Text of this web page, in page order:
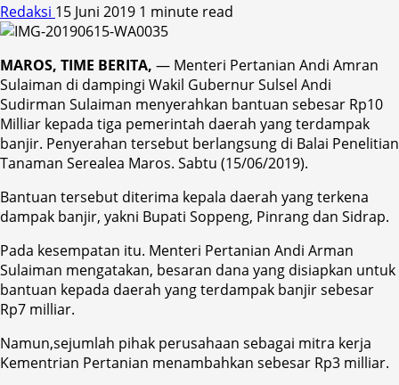
Redaksi 15 Juni 2019 1 minute read
MAROS, TIME BERITA, — Menteri Pertanian Andi Amran
Sulaiman di dampingi Wakil Gubernur Sulsel Andi
Sudirman Sulaiman menyerahkan bantuan sebesar Rp10
Milliar kepada tiga pemerintah daerah yang terdampak
banjir. Penyerahan tersebut berlangsung di Balai Penelitian
Tanaman Serealea Maros. Sabtu (15/06/2019).
Bantuan tersebut diterima kepala daerah yang terkena
dampak banjir, yakni Bupati Soppeng, Pinrang dan Sidrap.
Pada kesempatan itu. Menteri Pertanian Andi Arman
Sulaiman mengatakan, besaran dana yang disiapkan untuk
bantuan kepada daerah yang terdampak banjir sebesar
Rp7 milliar.
Namun,sejumlah pihak perusahaan sebagai mitra kerja
Kementrian Pertanian menambahkan sebesar Rp3 milliar.